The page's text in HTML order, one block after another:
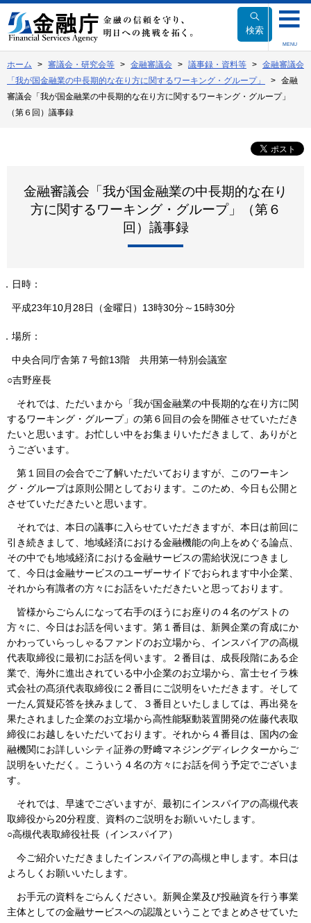
文
へ
動
検索
MENU
ホーム 審議会・研究会等 金融審議会 議事録・資料等
金融審議会
「我が国金融業の中長期的な在り方に関するワーキング・グループ」
金融
審議会「我が国金融業の中長期的な在り方に関するワーキング・グループ」
（第６回）議事録
金融審議会「我が国金融業の中長期的な在り
方に関するワーキング・グループ」（第６
回）議事録
日時：
平成23年10月28日（金曜日）13時30分～15時30分
場所：
中央合同庁舎第７号館13階 共用第一特別会議室
○吉野座長
それでは、ただいまから「我が国金融業の中長期的な在り方に関
するワーキング・グループ」の第６回目の会を開催させていただき
たいと思います。お忙しい中をお集まりいただきまして、ありがと
うございます。
第１回目の会合でご了解いただいておりますが、このワーキン
グ・グループは原則公開としております。このため、今日も公開と
させていただきたいと思います。
それでは、本日の議事に入らせていただきますが、本日は前回に
引き続きまして、地域経済における金融機能の向上をめぐる論点、
その中でも地域経済における金融サービスの需給状況につきまし
て、今日は金融サービスのユーザーサイドでおられます中小企業、
それから有識者の方々にお話をいただきたいと思っております。
皆様からごらんになって右手のほうにお座りの４名のゲストの
方々に、今日はお話を伺います。第１番目は、新興企業の育成にか
かわっていらっしゃるファンドのお立場から、インスパイアの高槻
代表取締役に最初にお話を伺います。２番目は、成長段階にある企
業で、海外に進出されている中小企業のお立場から、富士セイラ株
式会社の髙須代表取締役に２番目にご説明をいただきます。そして
一たん質疑応答を挟みまして、３番目といたしましては、再出発を
果たされました企業のお立場から高性能駆動装置開発の佐藤代表取
締役にお越しをいただいております。それから４番目は、国内の金
融機関にお詳しいシティ証券の野﨑マネジングディレクターからご
説明をいただく。こういう４名の方々にお話を伺う予定でございま
す。
それでは、早速でございますが、最初にインスパイアの高槻代表
取締役から20分程度、資料のご説明をお願いいたします。
○高槻代表取締役社長（インスパイア）
今ご紹介いただきましたインスパイアの高槻と申します。本日は
よろしくお願いいたします。
お手元の資料をごらんください。新興企業及び投融資を行う事業
主体としての金融サービスへの認識ということでまとめさせていた